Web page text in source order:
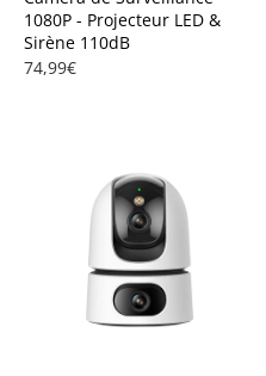
1080P - Projecteur LED &
Sirène 110dB
74,99€